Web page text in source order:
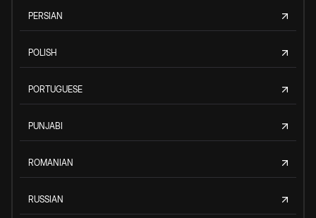
PERSIAN
POLISH
PORTUGUESE
PUNJABI
ROMANIAN
RUSSIAN